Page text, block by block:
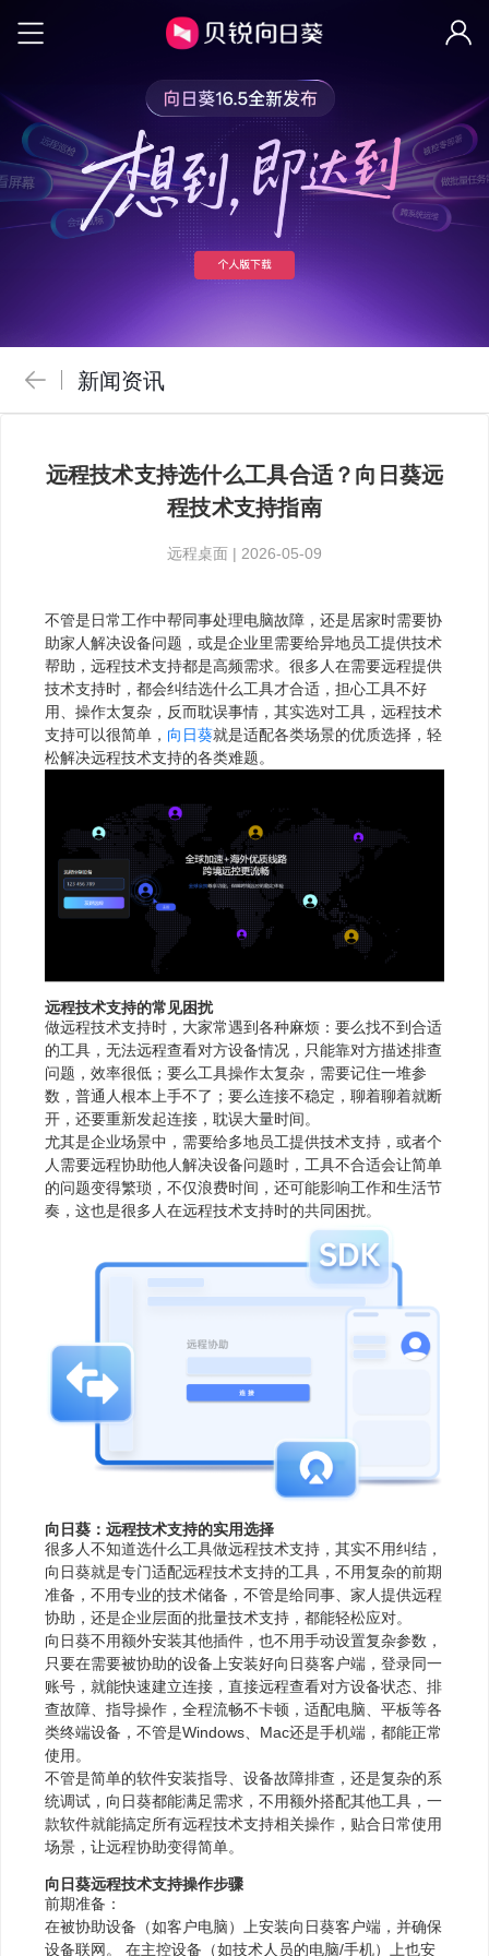
新闻资讯
远程技术支持选什么工具合适？向日葵远
程技术支持指南
远程桌面 | 2026-05-09
不管是日常工作中帮同事处理电脑故障，还是居家时需要协
助家人解决设备问题，或是企业里需要给异地员工提供技术
帮助，远程技术支持都是高频需求。很多人在需要远程提供
技术支持时，都会纠结选什么工具才合适，担心工具不好
用、操作太复杂，反而耽误事情，其实选对工具，远程技术
支持可以很简单， 向日葵就是适配各类场景的优质选择，轻
松解决远程技术支持的各类难题。
远程技术支持的常见困扰
做远程技术支持时，大家常遇到各种麻烦：要么找不到合适
的工具，无法远程查看对方设备情况，只能靠对方描述排查
问题，效率很低；要么工具操作太复杂，需要记住一堆参
数，普通人根本上手不了；要么连接不稳定，聊着聊着就断
开，还要重新发起连接，耽误大量时间。
尤其是企业场景中，需要给多地员工提供技术支持，或者个
人需要远程协助他人解决设备问题时，工具不合适会让简单
的问题变得繁琐，不仅浪费时间，还可能影响工作和生活节
奏，这也是很多人在远程技术支持时的共同困扰。
向日葵：远程技术支持的实用选择
很多人不知道选什么工具做远程技术支持，其实不用纠结，
向日葵就是专门适配远程技术支持的工具，不用复杂的前期
准备，不用专业的技术储备，不管是给同事、家人提供远程
协助，还是企业层面的批量技术支持，都能轻松应对。
向日葵不用额外安装其他插件，也不用手动设置复杂参数，
只要在需要被协助的设备上安装好向日葵客户端，登录同一
账号，就能快速建立连接，直接远程查看对方设备状态、排
查故障、指导操作，全程流畅不卡顿，适配电脑、平板等各
类终端设备，不管是Windows、Mac还是手机端，都能正常
使用。
不管是简单的软件安装指导、设备故障排查，还是复杂的系
统调试，向日葵都能满足需求，不用额外搭配其他工具，一
款软件就能搞定所有远程技术支持相关操作，贴合日常使用
场景，让远程协助变得简单。
向日葵远程技术支持操作步骤
前期准备：
在被协助设备（如客户电脑）上安装向日葵客户端，并确保
设备联网。 在主控设备（如技术人员的电脑/手机）上也安